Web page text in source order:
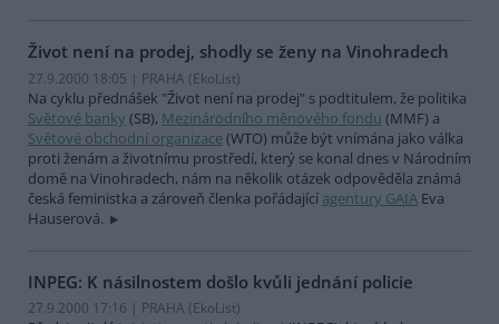
Život není na prodej, shodly se ženy na Vinohradech
27.9.2000 18:05 | PRAHA (EkoList)
Na cyklu přednášek "Život není na prodej" s podtitulem, že politika
Světové banky (SB), Mezinárodního měnového fondu (MMF) a
Světové obchodní organizace(WTO) může být vnímána jako válka
proti ženám a životnímu prostředí, který se konal dnes v Národním
domě na Vinohradech, nám na několik otázek odpověděla známá
česká feministka a zároveň členka pořádající agentury GAIA Eva
Hauserová.
INPEG: K násilnostem došlo kvůli jednání policie
27.9.2000 17:16 | PRAHA (EkoList)